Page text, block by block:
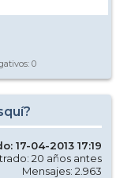
0
17-04-2013 17:19
20 años antes
Mensajes: 2.963